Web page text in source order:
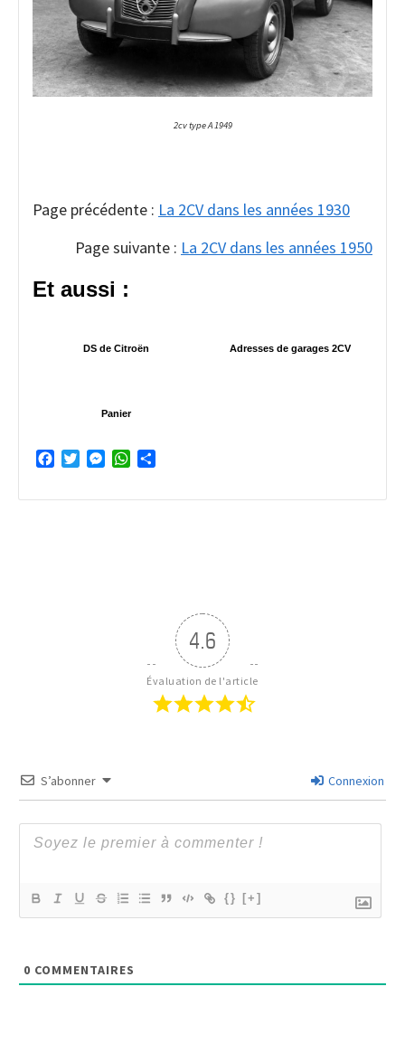
2cv type A 1949
Page précédente : La 2CV dans les années 1930
Page suivante : La 2CV dans les années 1950
Et aussi :
DS de Citroën Adresses de garages 2CV
Panier
FacebookTwitterMessengerWhatsApp
4.6
Évaluation de l'article
S’abonner Connexion
{} [+]
0 COMMENTAIRES